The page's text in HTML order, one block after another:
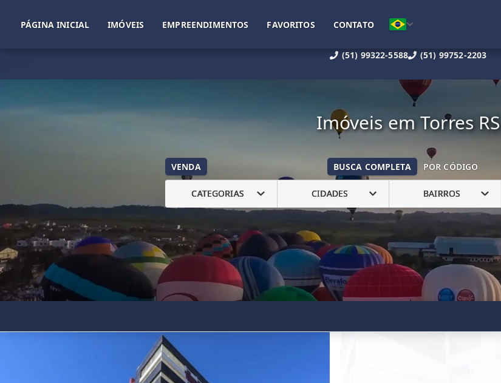
(51) 99322-5588 (51) 99752-2203
PÁGINA INICIAL IMÓVEIS EMPREENDIMENTOS FAVORITOS CONTATO
Imóveis em Torres RS
VENDA BUSCA COMPLETA POR CÓDIGO
CATEGORIAS CIDADES BAIRROS